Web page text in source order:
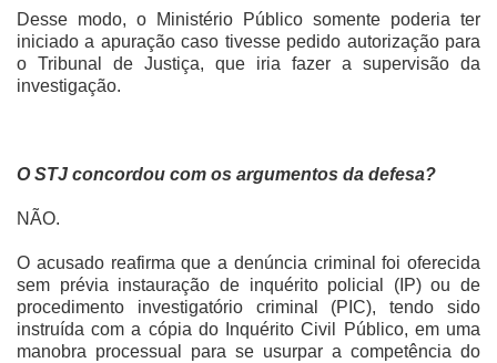
Desse modo, o Ministério Público somente poderia ter
iniciado a apuração caso tivesse pedido autorização para
o Tribunal de Justiça, que iria fazer a supervisão da
investigação.
O STJ concordou com os argumentos da defesa?
NÃO.
O acusado reafirma que a denúncia criminal foi oferecida
sem prévia instauração de inquérito policial (IP) ou de
procedimento investigatório criminal (PIC), tendo sido
instruída com a cópia do Inquérito Civil Público, em uma
manobra processual para se usurpar a competência do